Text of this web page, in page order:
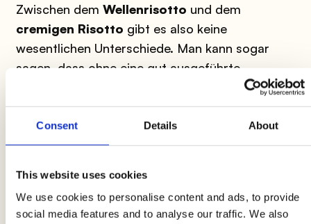
Consent Details About
This website uses cookies
We use cookies to personalise content and ads, to provide
social media features and to analyse our traffic. We also
Zwischen dem Wellenrisotto und dem
cremigen Risotto gibt es also keine
wesentlichen Unterschiede. Man kann sogar
sagen, dass ohne eine gut ausgeführte
tadelloses
Wellenrisottozu erhalten, das wiederum kein
spezifisches Gericht beschreibt, sondern eine
Technik, um eine bestimmte Konsistenz des
Die Tipps